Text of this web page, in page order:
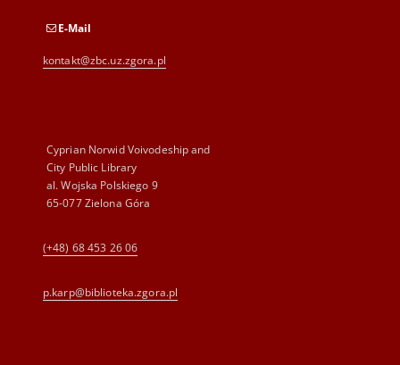
E-Mail
kontakt@zbc.uz.zgora.pl
Cyprian Norwid Voivodeship and
City Public Library
al. Wojska Polskiego 9
65-077 Zielona Góra
(+48) 68 453 26 06
p.karp@biblioteka.zgora.pl